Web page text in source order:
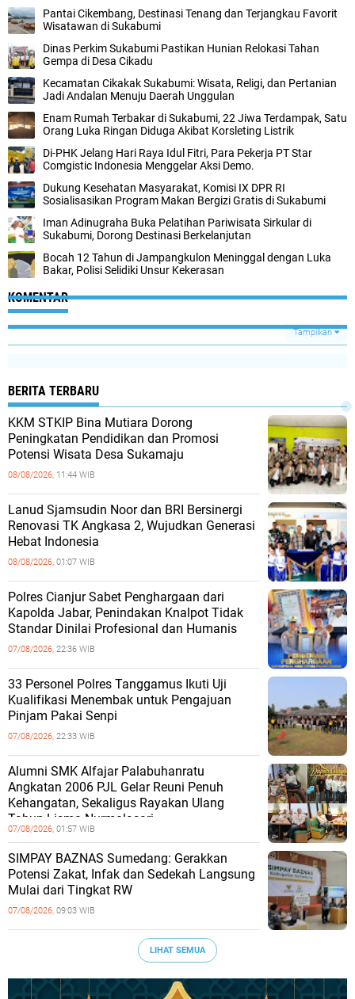
Pantai Cikembang, Destinasi Tenang dan Terjangkau Favorit
Wisatawan di Sukabumi
Dinas Perkim Sukabumi Pastikan Hunian Relokasi Tahan
Gempa di Desa Cikadu
Kecamatan Cikakak Sukabumi: Wisata, Religi, dan Pertanian
Jadi Andalan Menuju Daerah Unggulan
Enam Rumah Terbakar di Sukabumi, 22 Jiwa Terdampak, Satu
Orang Luka Ringan Diduga Akibat Korsleting Listrik
‎Di-PHK Jelang Hari Raya Idul Fitri, Para Pekerja PT Star
Comgistic Indonesia Menggelar Aksi Demo. ‎
Dukung Kesehatan Masyarakat, Komisi IX DPR RI
Sosialisasikan Program Makan Bergizi Gratis di Sukabumi
Iman Adinugraha Buka Pelatihan Pariwisata Sirkular di
Sukabumi, Dorong Destinasi Berkelanjutan
Bocah 12 Tahun di Jampangkulon Meninggal dengan Luka
Bakar, Polisi Selidiki Unsur Kekerasan
KOMENTAR
Tampilkan
BERITA TERBARU
KKM STKIP Bina Mutiara Dorong
Peningkatan Pendidikan dan Promosi
Potensi Wisata Desa Sukamaju
08/08/2026, 11:44 WIB
Lanud Sjamsudin Noor dan BRI Bersinergi
Renovasi TK Angkasa 2, Wujudkan Generasi
Hebat Indonesia
08/08/2026, 01:07 WIB
Polres Cianjur Sabet Penghargaan dari
Kapolda Jabar, Penindakan Knalpot Tidak
Standar Dinilai Profesional dan Humanis
07/08/2026, 22:36 WIB
33 Personel Polres Tanggamus Ikuti Uji
Kualifikasi Menembak untuk Pengajuan
Pinjam Pakai Senpi
07/08/2026, 22:33 WIB
Alumni SMK Alfajar Palabuhanratu
Angkatan 2006 PJL Gelar Reuni Penuh
Kehangatan, Sekaligus Rayakan Ulang
Tahun Lisma Nurmalasari
07/08/2026, 01:57 WIB
SIMPAY BAZNAS Sumedang: Gerakkan
Potensi Zakat, Infak dan Sedekah Langsung
Mulai dari Tingkat RW
07/08/2026, 09:03 WIB
LIHAT SEMUA